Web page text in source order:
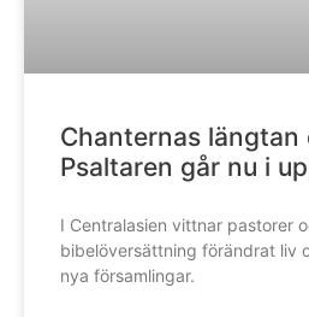
Chanternas längtan
Psaltaren går nu i
I Centralasien vittnar pastorer
bibelöversättning förändrat liv
nya församlingar.